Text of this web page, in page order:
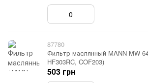
87780
Фильтр маслянный MANN MW
HF303RC, COF203)
503 грн